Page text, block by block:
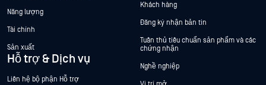
Năng lượng
Tài chính
Sản xuất
Hỗ trợ & Dịch vụ
Liên hệ bộ phận Hỗ trợ
Khách hàng
Đăng ký nhận bản tin
Tuân thủ tiêu chuẩn sản phẩm và các
chứng nhận
Nghề nghiệp